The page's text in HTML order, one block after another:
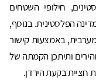
חילופי השטחים
הפלסטינית. בנוסף,
באמצעות קישור
ותיתכן הקמתה של
חציית בקעת הירדן.